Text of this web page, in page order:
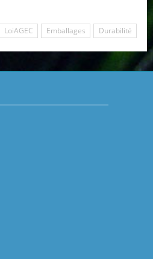
LoiAGEC Emballages Durabilité